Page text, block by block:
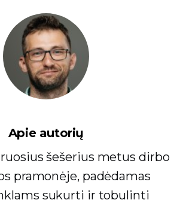
Apie autorių
šešerius metus dirbo
pramonėje, padėdamas
sukurti ir tobulinti